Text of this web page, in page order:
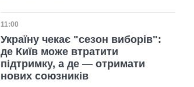
Дата публікації
11:00
Україну чекає "сезон виборів":
де Київ може втратити
підтримку, а де — отримати
нових союзників